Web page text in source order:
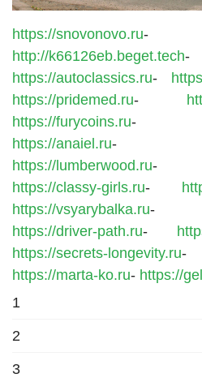
https://snovonovo.ru
http://k66126eb.beget.tech-
https://autoclassics.ru-
https://pridemed.ru-
https://furycoins.ru
https://anaiel.ru-
https://lumberwood.ru
https://classy-girls.ru-
https://vsyarybalka.ru
https://driver-path.ru-
https://secrets-longevity.ru
https://marta-ko.ru- https://
1
2
3